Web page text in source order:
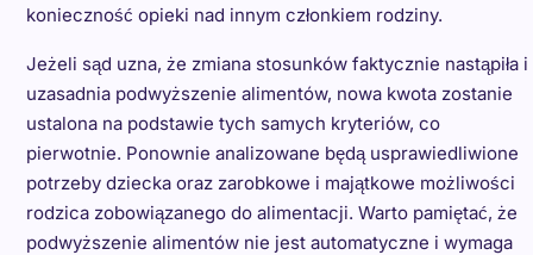
konieczność opieki nad innym członkiem rodziny.
Jeżeli sąd uzna, że zmiana stosunków faktycznie nastąpiła i
uzasadnia podwyższenie alimentów, nowa kwota zostanie
ustalona na podstawie tych samych kryteriów, co
pierwotnie. Ponownie analizowane będą usprawiedliwione
potrzeby dziecka oraz zarobkowe i majątkowe możliwości
rodzica zobowiązanego do alimentacji. Warto pamiętać, że
podwyższenie alimentów nie jest automatyczne i wymaga